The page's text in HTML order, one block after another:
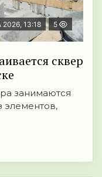
13:18 5
сквер
занимаются
элементов,